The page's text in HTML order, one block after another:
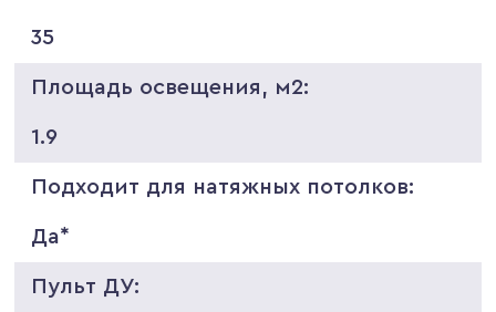
35
Площадь освещения, м2:
1.9
Подходит для натяжных потолков:
Да*
Пульт ДУ: